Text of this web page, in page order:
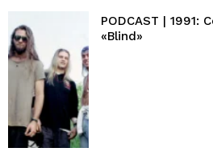
PODCAST | 1991:
«Blind»